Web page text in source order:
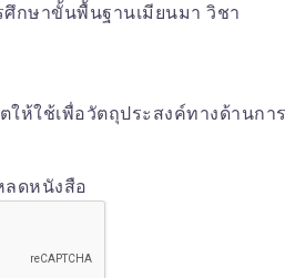
กษาขั้นพื้นฐานเมียนมา วิชา
ห้ใช้เพื่อวัตถุประสงค์ทางด้านการ
ลดหนังสือ